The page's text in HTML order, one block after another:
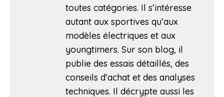
toutes catégories. Il s’intéresse
autant aux sportives qu’aux
modèles électriques et aux
youngtimers. Sur son blog, il
publie des essais détaillés, des
conseils d’achat et des analyses
techniques. Il décrypte aussi les